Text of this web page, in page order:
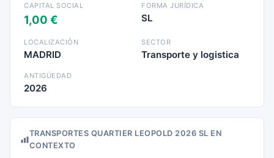
CAPITAL SOCIAL
1,00 €
FORMA JURÍDICA
SL
LOCALIZACIÓN
MADRID
SECTOR
Transporte y logistica
ANTIGÜEDAD
2026
TRANSPORTES QUARTIER LEOPOLD 2026 SL EN
CONTEXTO